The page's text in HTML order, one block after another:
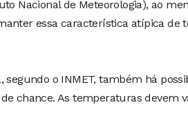
Nacional de Meteorologia), ao
essa característica atípica de
segundo o INMET, também há
chance. As temperaturas devem